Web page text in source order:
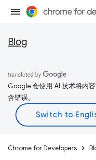
Blog
Google 会使用 AI 技术将内
含错误。
Chrome for Developers